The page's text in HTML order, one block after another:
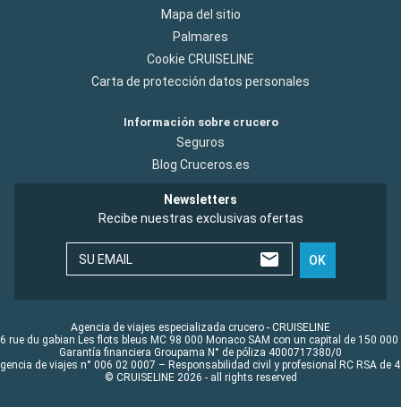
Mapa del sitio
Palmares
Cookie CRUISELINE
Carta de protección datos personales
Información sobre crucero
Seguros
Blog Cruceros.es
Newsletters
Recibe nuestras exclusivas ofertas
SU EMAIL OK
Agencia de viajes especializada crucero - CRUISELINE
rue du gabian Les flots bleus MC 98 000 Monaco SAM con un capital de 150 000
Garantía financiera Groupama N° de póliza 4000717380/0
de viajes n° 006 02 0007 – Responsabilidad civil y profesional RC RSA de
© CRUISELINE 2026 - all rights reserved